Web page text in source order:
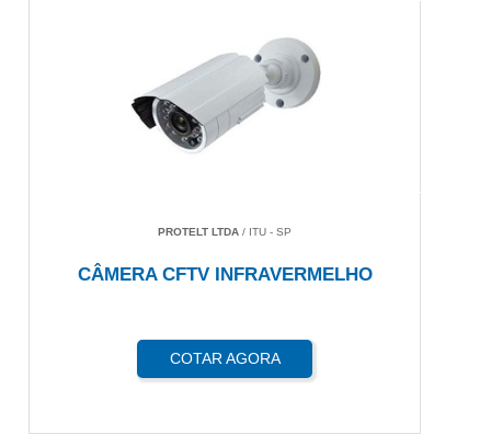
PROTELT LTDA / ITU - SP
CÂMERA CFTV INFRAVERMELHO
COTAR AGORA